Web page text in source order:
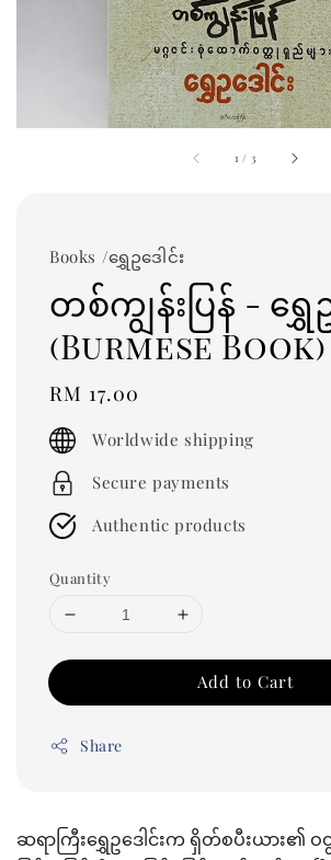
1 / 3
Books /ရွှေဥဒေါင်း
တစ်ကျွန်းပြန် - ရွှေဥ
(Burmese Book)
Regular
price
RM 17.00
Worldwide shipping
Secure payments
Authentic products
Quantity
Add to Cart
Share
ဆရာကြီးရွှေဥဒေါင်းက ရှိတ်စပီးယား၏